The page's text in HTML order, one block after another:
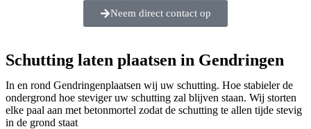
Neem direct contact op
Schutting laten plaatsen in Gendringen
In en rond Gendringenplaatsen wij uw schutting. Hoe stabieler de
ondergrond hoe steviger uw schutting zal blijven staan. Wij storten
elke paal aan met betonmortel zodat de schutting te allen tijde stevig
in de grond staat